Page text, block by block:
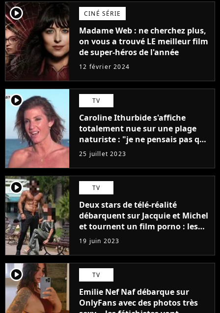
player2 CINÉ SÉRIE
Madame Web : ne cherchez plus,
on vous a trouvé LE meilleur film
de super-héros de l'année
12 février 2024
player2 TV
Caroline Ithurbide s'affiche
totalement nue sur une plage
naturiste : "je ne pensais pas que
j'arriverais à le faire..."
25 juillet 2023
player2 TV
Deux stars de télé-réalité
débarquent sur Jacquie et Michel
et tournent un film porno : les
premières images du tournage
(exclu)
19 juin 2023
player2 TV
Emilie Nef Naf débarque sur
OnlyFans avec des photos très